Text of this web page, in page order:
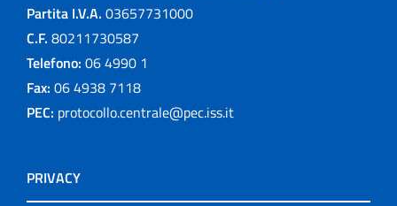
Partita I.V.A. 03657731000
C.F. 80211730587
Telefono: 06 4990 1
Fax: 06 4938 7118
PEC: protocollo.centrale@pec.iss.it
PRIVACY